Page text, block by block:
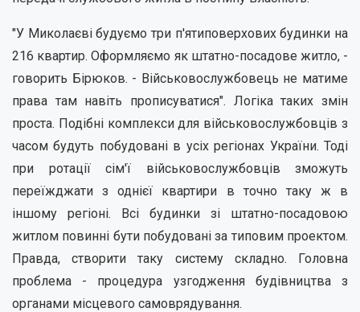
"У Миколаєві будуємо три п'ятиповерхових будинки на
216 квартир. Оформляємо як штатно-посадове житло, -
говорить Бірюков. - Військовослужбовець не матиме
права там навіть прописуватися". Логіка таких змін
проста. Подібні комплекси для військовослужбовців з
часом будуть побудовані в усіх регіонах України. Тоді
при ротації сім'ї військовослужбовців зможуть
переїжджати з однієї квартири в точно таку ж в
іншому регіоні. Всі будинки зі штатно-посадовою
житлом повинні бути побудовані за типовим проектом.
Правда, створити таку систему складно. Головна
проблема - процедура узгодження будівництва з
органами місцевого самоврядування.